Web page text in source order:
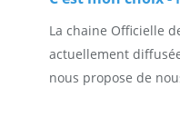
La chaine Officielle
actuellement
nous propose de